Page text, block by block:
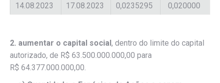
14.08.2023
17.08.2023 0,0235295 0,020000
2. aumentar o capital social, dentro do limite do capital
autorizado, de R$ 63.500.000.000,00 para
R$ 64.377.000.000,00.